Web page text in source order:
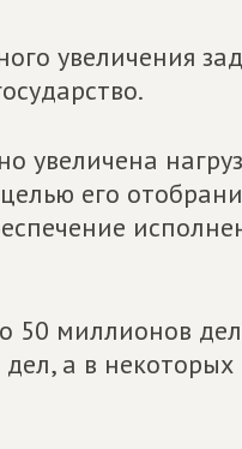
увеличения
увеличена
его
50 миллионов
а в